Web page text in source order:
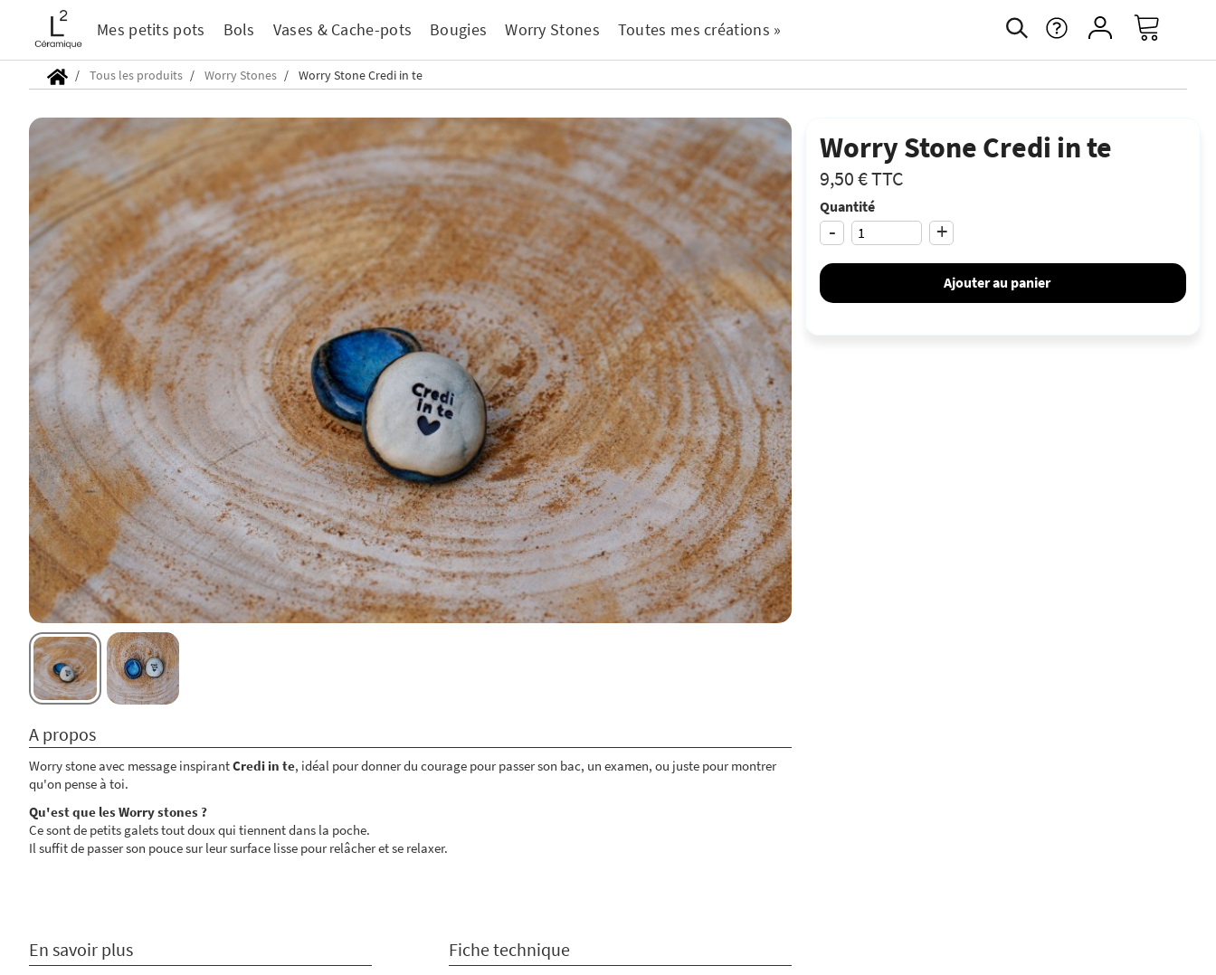
Mes petits pots Bols Vases & Cache-pots Bougies Worry Stones Toutes mes créations »
Tous les produits Worry Stones Worry Stone Credi in te
Worry Stone Credi in te
9,50 €TTC
Quantité
- +
Ajouter au panier
A propos
Worry stone avec message inspirantCredi in te, idéal pour donner du courage pour passer son bac, un examen, ou juste pour montrer
qu'on pense à toi.
Qu'est que les Worry stones ?
Ce sont de petits galets tout doux qui tiennent dans la poche.
Il suffit de passer son pouce sur leur surface lisse pour relâcher et se relaxer.
En savoir plus Fiche technique